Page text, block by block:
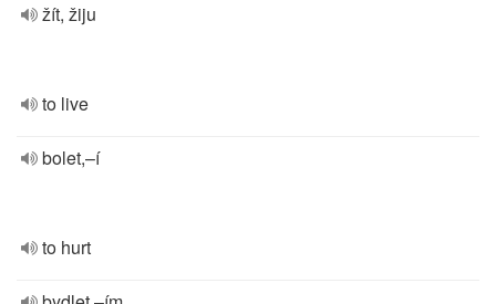
žít, žiju
to live
bolet,–í
to hurt